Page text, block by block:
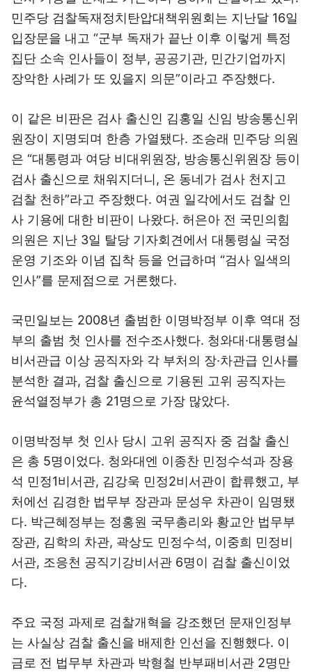
민주당 검찰독재정치탄압대책위원회는 지난달 16일
입장문을 내고 “군부 독재가 끝난 이후 이렇게 특정
집단 소속 인사들이 정부, 공공기관, 민간기업까지
장악한 사례가 또 있을지 의문”이라고 주장했다.
이 같은 비판은 검사 출신인 김홍일 신임 방송통신위
원장이 지명되며 한층 가열됐다. 조승래 민주당 의원
은 “대통령과 여당 비대위원장, 방송통신위원장 등이
검사 출신으로 채워지더니, 온 동네가 검사 천지고
검찰 천하”라고 주장했다. 여권 일각에서도 검찰 인
사 기용에 대한 비판이 나왔다. 허은아 전 국민의힘
의원은 지난 3일 탈당 기자회견에서 대통령실 국정
운영 기조와 이념 집착 등을 언급하며 “검사 일색의
인사”를 문제점으로 거론했다.
국민일보는 2008년 출범한 이명박정부 이후 역대 정
부의 출범 첫 인사를 전수조사했다. 청와대·대통령실
비서관급 이상 공직자와 각 부처의 장·차관급 인사를
분석한 결과, 검찰 출신으로 기용된 고위 공직자는
윤석열정부가 총 21명으로 가장 많았다.
이명박정부 첫 인사 당시 고위 공직자 중 검찰 출신
은 총 5명이었다. 청와대엔 이종찬 민정수석과 장용
석 민정1비서관, 김강욱 민정2비서관이 합류했고, 부
처에선 김경한 법무부 장관과 문성우 차관이 임명됐
다. 박근혜정부는 정홍원 국무총리와 황교안 법무부
장관, 김학의 차관, 곽상도 민정수석, 이중희 민정비
서관, 조응천 공직기강비서관 6명이 검찰 출신이었
다.
주요 국정 과제로 검찰개혁을 강조했던 문재인정부
는 사실상 검찰 출신을 배제한 인선을 진행했다. 이
금로 전 법무부 차관과 박형철 반부패비서관 2명만